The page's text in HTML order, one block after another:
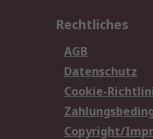
Rechtliches
AGB
Datenschutz
Cookie-
Copyright/